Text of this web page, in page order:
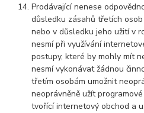
Prodávající nenese
důsledku zásahů třetích
nebo v důsledku jeho užití v
nesmí při využívání
postupy, které by mohly mít
nesmí vykonávat žádnou
třetím osobám umožnit
neoprávněně užít
tvořící internetový obchod a